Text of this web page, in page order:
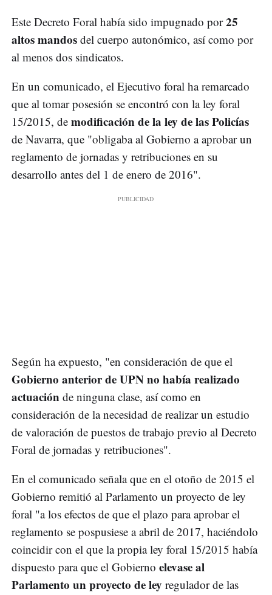
Este Decreto Foral había sido impugnado por25
altos mandos del cuerpo autonómico, así como por
al menos dos sindicatos.
En un comunicado, el Ejecutivo foral ha remarcado
que al tomar posesión se encontró con la ley foral
15/2015, de modificación de la ley de las Policías
de Navarra, que "obligaba al Gobierno a aprobar un
reglamento de jornadas y retribuciones en su
desarrollo antes del 1 de enero de 2016".
Según ha expuesto, "en consideración de que el
Gobierno anterior de UPN no había realizado
actuación de ninguna clase, así como en
consideración de la necesidad de realizar un estudio
de valoración de puestos de trabajo previo al Decreto
Foral de jornadas y retribuciones".
En el comunicado señala que en el otoño de 2015 el
Gobierno remitió al Parlamento un proyecto de ley
foral "a los efectos de que el plazo para aprobar el
reglamento se pospusiese a abril de 2017, haciéndolo
coincidir con el que la propia ley foral 15/2015 había
dispuesto para que el Gobierno elevase al
Parlamento un proyecto de ley regulador de las